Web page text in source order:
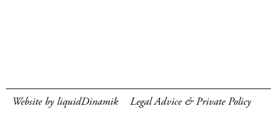
Website by liquidDinamik Legal Advice & Private Policy